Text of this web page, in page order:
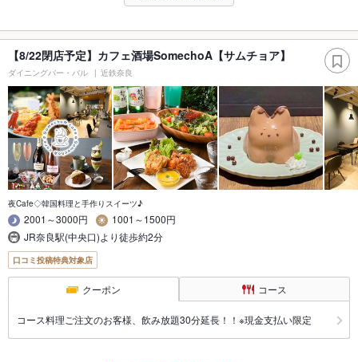
【8/22閉店予定】カフェ酒場SomechoA【サムチョア】
ダイニングバー・バル 近鉄奈良
夜Cafe◇韓国料理と手作りスイーツ♪
2001～3000円
1001～1500円
JR奈良駅(中央口)より徒歩約2分
口コミ投稿特典対象店
クーポン コース
コース料理ご注文のお客様、飲み放題30分延長！！※現金支払い限定